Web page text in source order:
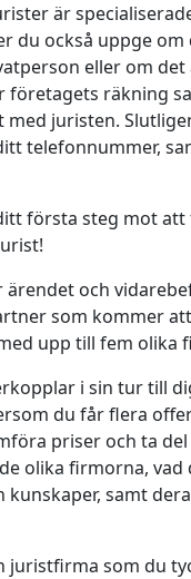
är
du också uppge om
eller om
företagets räkning
med juristen.
telefonnummer,
första steg mot
ärendet och
som kommer
upp till fem olika
i sin tur till
du får flera
priser och ta
olika firmorna, vad
kunskaper, samt
juristfirma som du